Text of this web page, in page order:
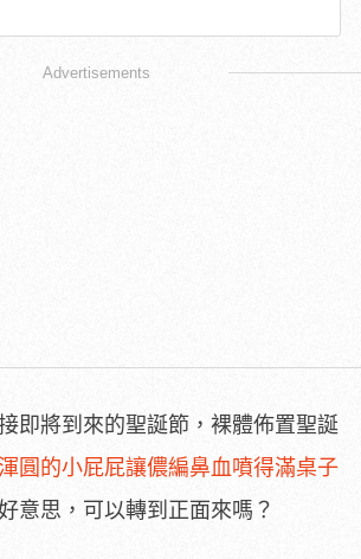
Advertisements
即將到來的聖誕節，裸體佈置聖誕
圓的小屁屁讓儂編鼻血噴得滿桌子
意思，可以轉到正面來嗎？